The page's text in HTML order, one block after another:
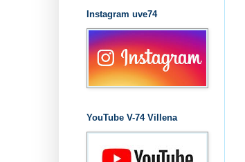
Instagram uve74
YouTube V-74 Villena